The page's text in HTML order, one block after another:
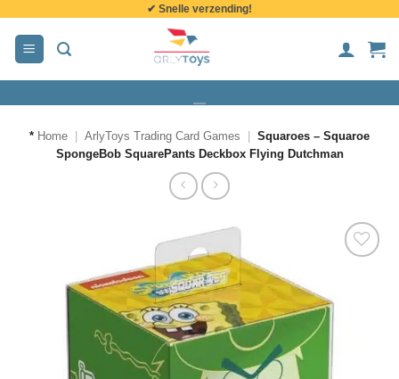
inhoud
✔ Snelle verzending!
* Home ArlyToys Trading Card Games
Squaroes – Squaroe
SpongeBob SquarePants Deckbox Flying Dutchman